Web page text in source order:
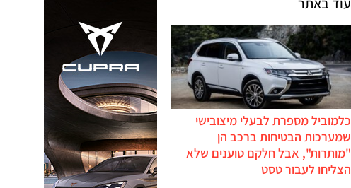
כלמוביל מספרת לבעלי מיצובישי
שמערכות הבטיחות ברכב הן
"מותרות", אבל חלקם טוענים שלא
הצליחו לעבור טסט